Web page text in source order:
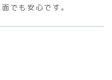
でも安心です。